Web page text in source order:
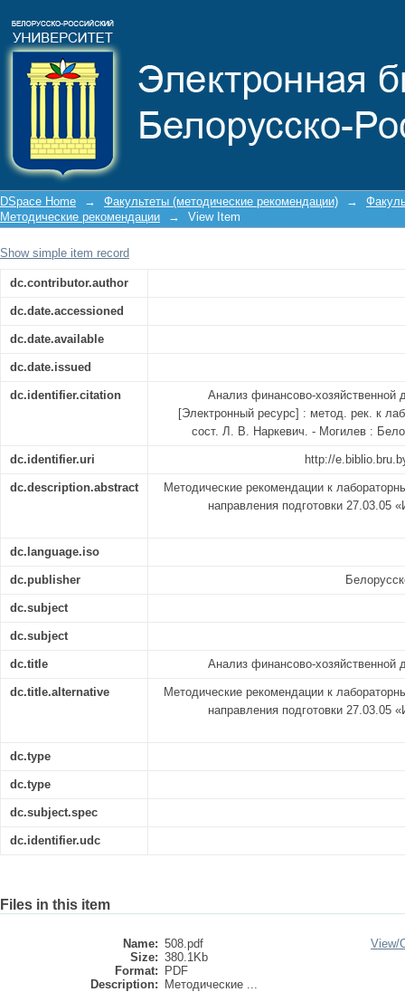
DSpace Home → Факультеты (методические рекомендации) →
Методические рекомендации
→ View Item
Show simple item record
dc.contributor.author
dc.date.accessioned
dc.date.available
dc.date.issued
dc.identifier.citation
Анализ финансово-хозяйственной
[Электронный ресурс] : метод. рек. к
сост. Л. В. Наркевич. - Могилев :
dc.identifier.uri http://
dc.description.abstract
Методические рекомендации к
направления подготовки 27.03.05
dc.language.iso
dc.publisher
dc.subject
dc.subject
dc.title Анализ финансово-хозяйственной
dc.title.alternative
Методические рекомендации к
направления подготовки 27.03.05
dc.type
dc.type
dc.subject.spec
dc.identifier.udc
Files in this item
Name: 508.pdf
Size: 380.1Kb
Format:
PDF
Description:
Методические ...
View/